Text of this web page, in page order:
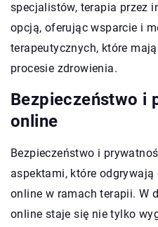
specjalistów, terapia przez
opcją, oferując wsparcie i
terapeutycznych, które
procesie zdrowienia.
Bezpieczeństwo i
online
Bezpieczeństwo i
aspektami, które
online w ramach terapii. W
online staje się nie tylko